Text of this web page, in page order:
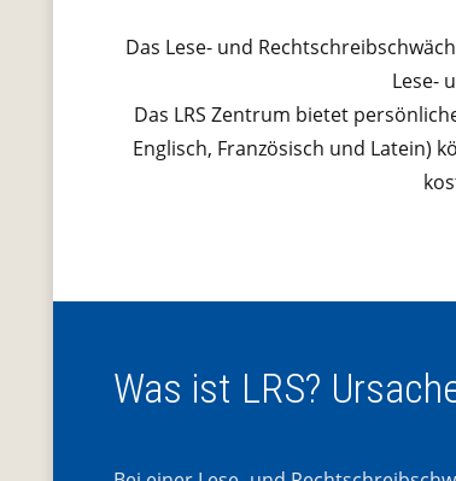
Das Lese- und
Lese-
Das LRS Zentrum bietet
Englisch, Französisch und Latein)
Was ist LRS?